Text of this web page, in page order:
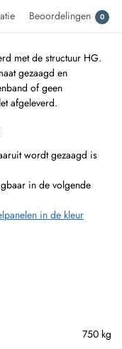
Beoordelingen 0
met de structuur HG.
gezaagd en
of geen
afgeleverd.
wordt gezaagd is
in de volgende
in de kleur
750 kg